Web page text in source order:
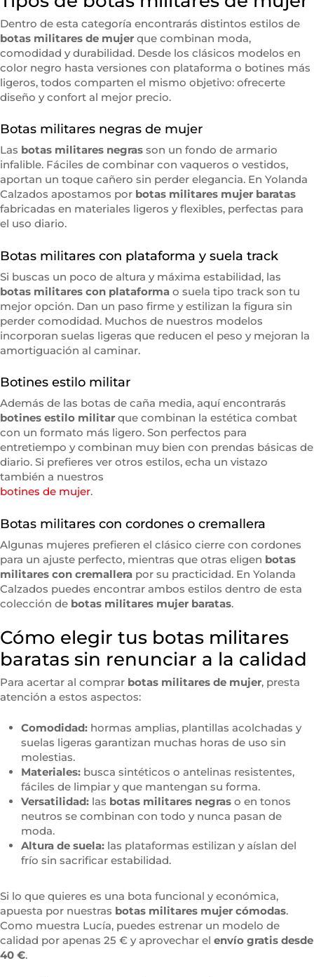
Dentro de esta categoría encontrarás distintos estilos de
botas militares de mujer que combinan moda,
comodidad y durabilidad. Desde los clásicos modelos en
color negro hasta versiones con plataforma o botines más
ligeros, todos comparten el mismo objetivo: ofrecerte
diseño y confort al mejor precio.
Botas militares negras de mujer
Las botas militares negras son un fondo de armario
infalible. Fáciles de combinar con vaqueros o vestidos,
aportan un toque cañero sin perder elegancia. En Yolanda
Calzados apostamos por botas militares mujer baratas
fabricadas en materiales ligeros y flexibles, perfectas para
el uso diario.
Botas militares con plataforma y suela track
Si buscas un poco de altura y máxima estabilidad, las
botas militares con plataforma o suela tipo track son tu
mejor opción. Dan un paso firme y estilizan la figura sin
perder comodidad. Muchos de nuestros modelos
incorporan suelas ligeras que reducen el peso y mejoran la
amortiguación al caminar.
Botines estilo militar
Además de las botas de caña media, aquí encontrarás
botines estilo militar que combinan la estética combat
con un formato más ligero. Son perfectos para
entretiempo y combinan muy bien con prendas básicas de
diario. Si prefieres ver otros estilos, echa un vistazo
también a nuestros
botines de mujer.
Botas militares con cordones o cremallera
Algunas mujeres prefieren el clásico cierre con cordones
para un ajuste perfecto, mientras que otras eligen botas
militares con cremallera por su practicidad. En Yolanda
Calzados puedes encontrar ambos estilos dentro de esta
colección de botas militares mujer baratas.
Cómo elegir tus botas militares
baratas sin renunciar a la calidad
Para acertar al comprar botas militares de mujer, presta
atención a estos aspectos:
Comodidad: hormas amplias, plantillas acolchadas y
suelas ligeras garantizan muchas horas de uso sin
molestias.
Materiales: busca sintéticos o antelinas resistentes,
fáciles de limpiar y que mantengan su forma.
Versatilidad: las botas militares negras o en tonos
neutros se combinan con todo y nunca pasan de
moda.
Altura de suela: las plataformas estilizan y aíslan del
frío sin sacrificar estabilidad.
Si lo que quieres es una bota funcional y económica,
apuesta por nuestras botas militares mujer cómodas.
Como muestra Lucía, puedes estrenar un modelo de
calidad por apenas 25 € y aprovechar el envío gratis desde
40 €.